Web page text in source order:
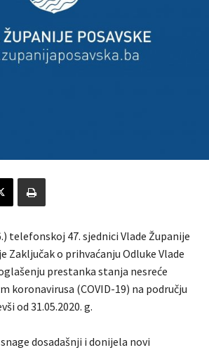
telefonskoj 47. sjednici Vlade Županije
Zaključak o prihvaćanju Odluke Vlade
prestanka stanja nesreće
koronavirusa (COVID-19) na području
od 31.05.2020. g.
dosadašnji i donijela novi